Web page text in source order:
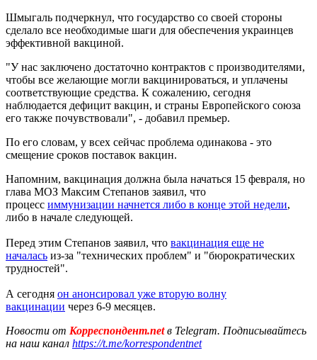
Шмыгаль подчеркнул, что государство со своей стороны
сделало все необходимые шаги для обеспечения украинцев
эффективной вакциной.
"У нас заключено достаточно контрактов с производителями,
чтобы все желающие могли вакцинироваться, и уплачены
соответствующие средства. К сожалению, сегодня
наблюдается дефицит вакцин, и страны Европейского союза
его также почувствовали", - добавил премьер.
По его словам, у всех сейчас проблема одинакова - это
смещение сроков поставок вакцин.
Напомним, вакцинация должна была начаться 15 февраля, но
глава МОЗ Максим Степанов заявил, что
процесс иммунизации начнется либо в конце этой недели,
либо в начале следующей.
Перед этим Степанов заявил, что вакцинация еще не
началась из-за "технических проблем" и "бюрократических
трудностей".
А сегодня он анонсировал уже вторую волну
вакцинации через 6-9 месяцев.
Новости от Корреспондент.netв Telegram. Подписывайтесь
на наш канал https://t.me/korrespondentnet